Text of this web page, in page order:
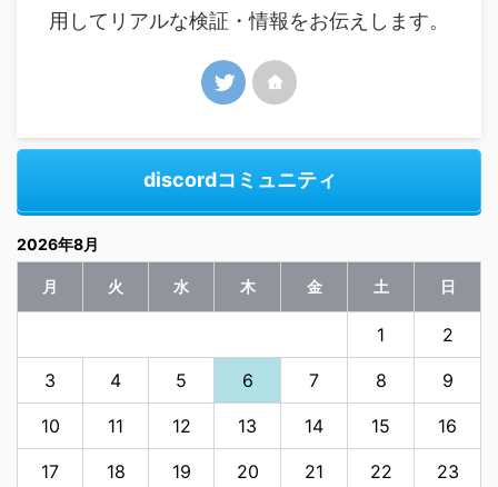
用してリアルな検証・情報をお伝えします。
discordコミュニティ
2026年8月
月 火 水 木 金 土 日
1 2
3 4 5 6 7 8 9
10 11 12 13 14 15 16
17 18 19 20 21 22 23